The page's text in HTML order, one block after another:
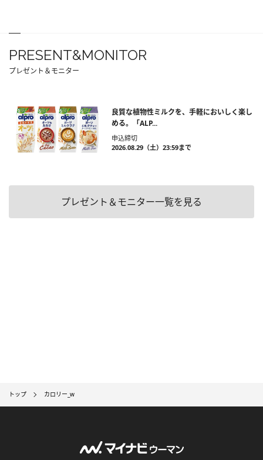
PRESENT&MONITOR
プレゼント＆モニター
良質な植物性ミルクを、手軽においしく楽し
める。「ALP...
申込締切
2026.08.29（土）23:59まで
プレゼント＆モニター一覧を見る
トップ カロリー_w